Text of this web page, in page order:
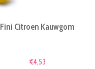
Fini Citroen Kauwgom
€4,53